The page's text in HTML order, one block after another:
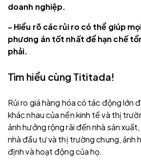
doanh nghiệp.
- Hiểu rõ các rủi ro có thể giúp
phương án tốt nhất để hạn chế
phải.
Tìm hiểu cùng Tititada!
Rủi ro giá hàng hóa có tác động lớn
khác nhau của nền kinh tế và thị
ảnh hưởng rộng rãi đến nhà sản
nhà đầu tư và thị trường chung, ảnh
định và hoạt động của họ.